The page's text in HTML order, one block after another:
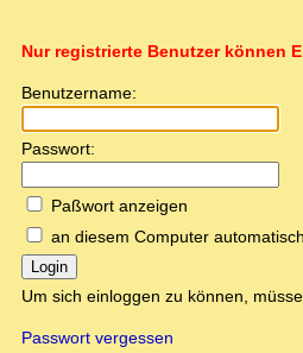
Nur registrierte Benutzer können
Benutzername:
Passwort:
Paßwort anzeigen
an diesem Computer
Login
Um sich einloggen zu können,
Passwort vergessen